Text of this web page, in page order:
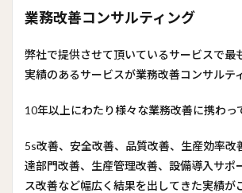
業務改善コンサルティング
弊社で提供させて頂いているサービスで最
実績のあるサービスが業務改善コンサルテ
10年以上にわたり様々な業務改善に携わっ
5s改善、安全改善、品質改善、生産効率改
達部門改善、生産管理改善、設備導入サポ
ス改善など幅広く結果を出してきた実績が